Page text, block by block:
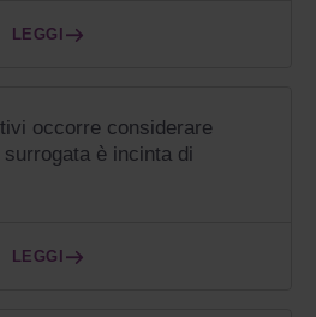
LEGGI
occorre considerare
è incinta di
LEGGI